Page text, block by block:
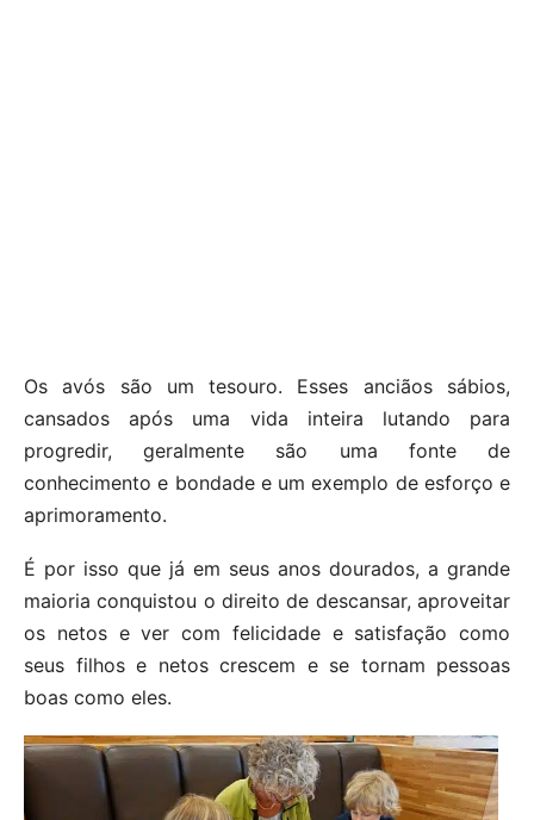
Os avós são um tesouro. Esses anciãos sábios,
cansados ​​após uma vida inteira lutando para
progredir, geralmente são uma fonte de
conhecimento e bondade e um exemplo de esforço e
aprimoramento.
É por isso que já em seus anos dourados, a grande
maioria conquistou o direito de descansar, aproveitar
os netos e ver com felicidade e satisfação como
seus filhos e netos crescem e se tornam pessoas
boas como eles.